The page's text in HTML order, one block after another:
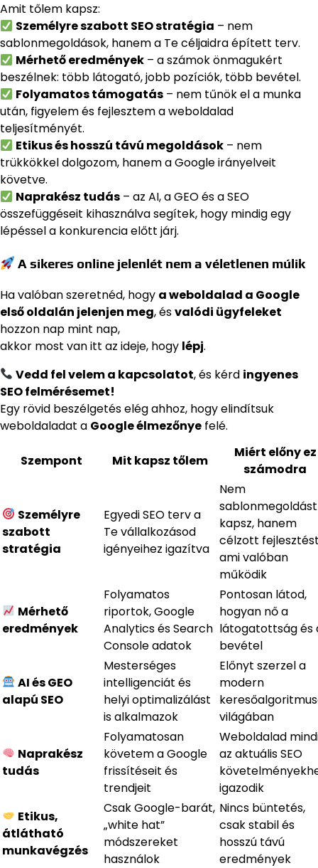
Amit tőlem kapsz:
Személyre szabott SEO stratégia – nem
sablonmegoldások, hanem a Te céljaidra épített terv.
Mérhető eredmények – a számok önmagukért
beszélnek: több látogató, jobb pozíciók, több bevétel.
Folyamatos támogatás – nem tűnök el a munka
után, figyelem és fejlesztem a weboldalad
teljesítményét.
Etikus és hosszú távú megoldások – nem
trükkökkel dolgozom, hanem a Google irányelveit
követve.
Naprakész tudás – az AI, a GEO és a SEO
összefüggéseit kihasználva segítek, hogy mindig egy
lépéssel a konkurencia előtt járj.
A sikeres online jelenlét nem a véletlenen múlik
Ha valóban szeretnéd, hogy a weboldalad a Google
első oldalán jelenjen meg, ésvalódi ügyfeleket
hozzon nap mint nap,
akkor most van itt az ideje, hogy lépj.
Vedd fel velem a kapcsolatot, és kérd ingyenes
SEO felmérésemet!
Egy rövid beszélgetés elég ahhoz, hogy elindítsuk
weboldaladat a Google élmezőnye felé.
Szempont Mit kapsz tőlem
Miért előny ez
számodra
Személyre
szabott
stratégia
Egyedi SEO terv a
Te vállalkozásod
igényeihez igazítva
Nem
sablonmegoldást
kapsz, hanem
célzott
ami valóban
működik
Mérhető
eredmények
Folyamatos
riportok, Google
Analytics és Search
Console adatok
Pontosan látod,
hogyan nő a
látogatottság és
bevétel
AI és GEO
alapú SEO
Mesterséges
intelligenciát és
helyi optimalizálást
is alkalmazok
Előnyt szerzel a
modern
világában
Naprakész
tudás
Folyamatosan
követem a Google
frissítéseit és
trendjeit
Weboldalad
az aktuális SEO
igazodik
Etikus,
átlátható
munkavégzés
Csak Google-barát,
„white hat”
módszereket
használok
Nincs büntetés,
csak stabil és
hosszú távú
eredmények